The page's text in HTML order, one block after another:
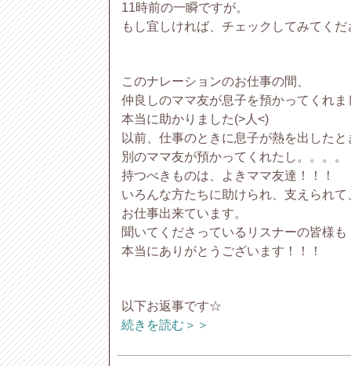
11時前の一瞬ですが。
もし宜しければ、チェックしてみてく
このナレーションのお仕事の間、
仲良しのママ友が息子を預かってくれま
本当に助かりました(>人<)
以前、仕事のときに息子が熱を出したと
別のママ友が預かってくれたし。。。。
持つべきものは、よきママ友達！！！
いろんな方たちに助けられ、支えられて
お仕事出来ています。
聞いてくださっているリスナーの皆様も
本当にありがとうございます！！！
以下お返事です☆
続きを読む＞＞